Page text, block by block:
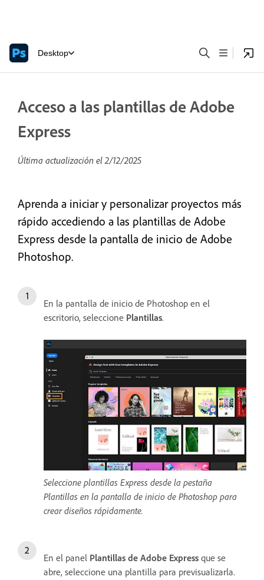
Desktop
Acceso a las plantillas de Adobe
Express
Última actualización el2/12/2025
Aprenda a iniciar y personalizar proyectos más
rápido accediendo a las plantillas de Adobe
Express desde la pantalla de inicio de Adobe
Photoshop.
En la pantalla de inicio de Photoshop en el
escritorio, seleccione Plantillas.
Seleccione plantillas Express desde la pestaña
Plantillas en la pantalla de inicio de Photoshop para
crear diseños rápidamente.
En el panel Plantillas de Adobe Express que se
abre, seleccione una plantilla para previsualizarla.